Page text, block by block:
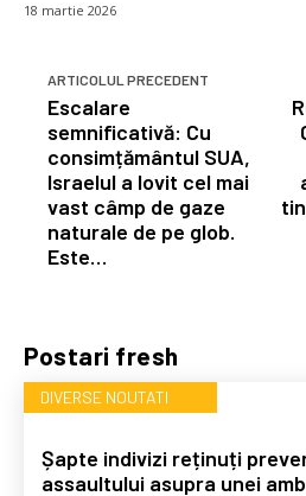
Postari fresh
DIVERSE NOUTATI
Șapte indivizi reținuți
assaultului asupra unei
18 martie 2026
ARTICOLUL PRECEDENT
Escalare
semnificativă: Cu
consimțământul SUA,
Israelul a lovit cel mai
vast câmp de gaze
naturale de pe glob.
Este…